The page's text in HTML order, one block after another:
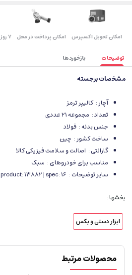
اﻣﮑﺎن ﺗﺤﻮﯾﻞ اﮐﺴﭙﺮس امکان پرداخت در محل ۷ روز ﻫﻔﺘﻪ، ۲۴ ﺳﺎﻋﺘﻪ
توضیحات بازخوردها
مشخصات برجسته
آچار : کالیپر ترمز
تعداد : مجموعه 21 عددی
جنس بدنه : فولاد
ساخت کشور : چین
گارانتی : اصالت و سلامت فیزیکی کالا
مناسب برای خودروهای : سبک
سایر توضیحات : product: 13882 | spec: 16
بخشها :
ابزار دستی و بکس
محصولات مرتبط